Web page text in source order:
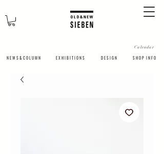
N E W S & C O L U M N
Calendar
​E X H I B I T I O N S D E S I G N S H O P I N F O